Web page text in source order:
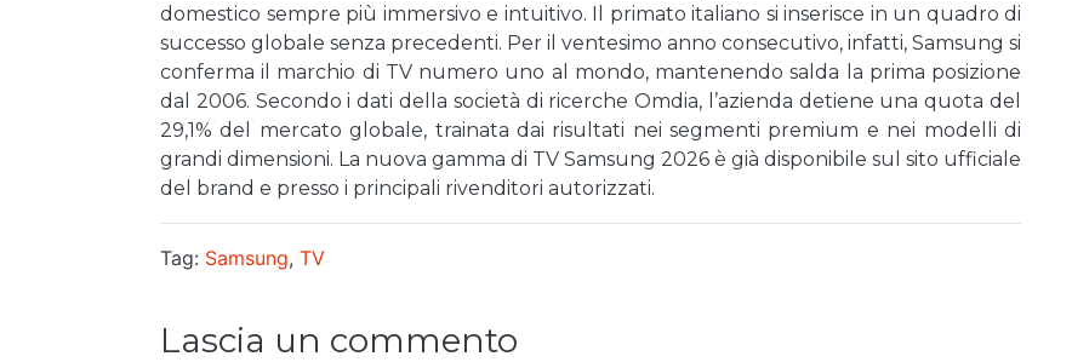
domestico sempre più immersivo e intuitivo. Il primato italiano si inserisce in un quadro di
successo globale senza precedenti. Per il ventesimo anno consecutivo, infatti, Samsung si
conferma il marchio di TV numero uno al mondo, mantenendo salda la prima posizione
dal 2006. Secondo i dati della società di ricerche Omdia, l’azienda detiene una quota del
29,1% del mercato globale, trainata dai risultati nei segmenti premium e nei modelli di
grandi dimensioni. La nuova gamma di TV Samsung 2026 è già disponibile sul sito ufficiale
del brand e presso i principali rivenditori autorizzati.
Tag: Samsung, TV
Lascia un commento